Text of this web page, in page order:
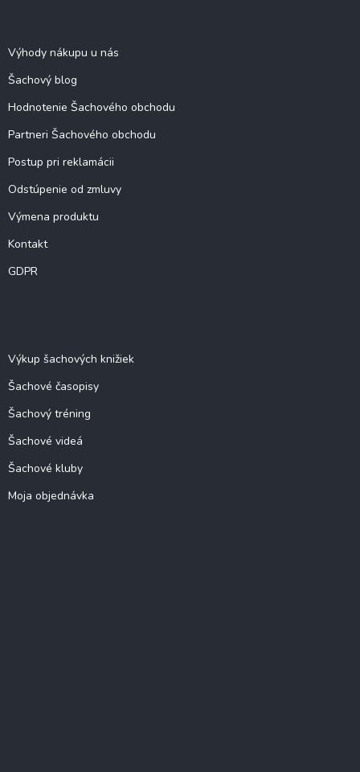
Výhody nákupu u nás
Šachový blog
Hodnotenie Šachového obchodu
Partneri Šachového obchodu
Postup pri reklamácii
Odstúpenie od zmluvy
Výmena produktu
Kontakt
GDPR
Výkup šachových knižiek
Šachové časopisy
Šachový tréning
Šachové videá
Šachové kluby
Moja objednávka